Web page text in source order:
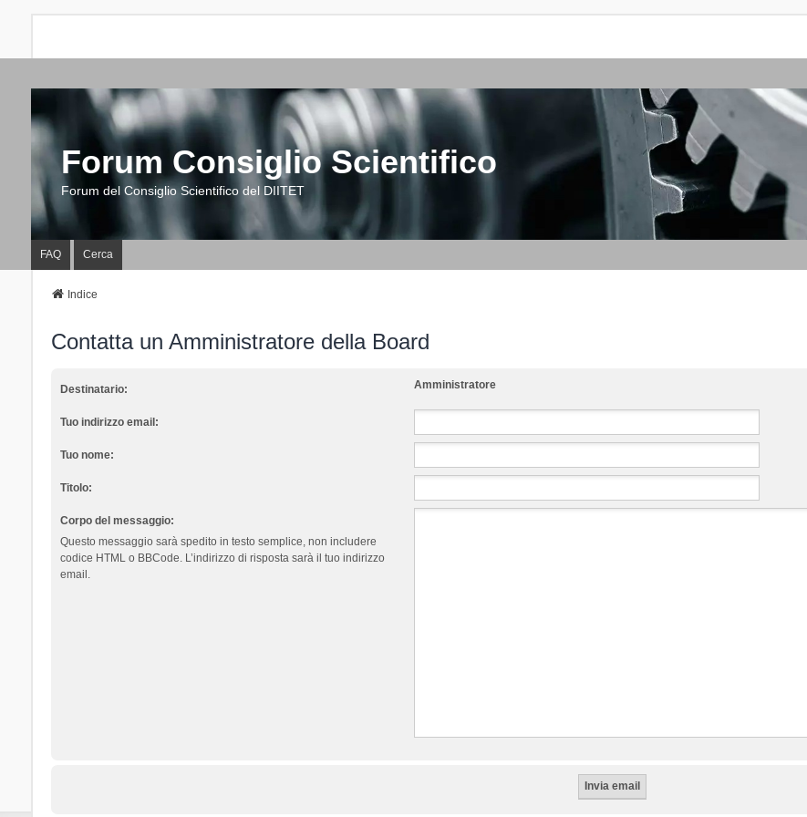
Forum Consiglio Scientifico
Forum del Consiglio Scientifico del DIITET
FAQ Cerca
Indice
Contatta un Amministratore della Board
Destinatario: Amministratore
Tuo indirizzo email:
Tuo nome:
Titolo:
Corpo del messaggio:
Questo messaggio sarà spedito in testo semplice, non includere
codice HTML o BBCode. L’indirizzo di risposta sarà il tuo indirizzo
email.